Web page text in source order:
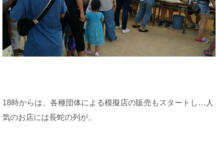
18時からは、各種団体による模擬店の販売もスタートし…人
気のお店には長蛇の列が。